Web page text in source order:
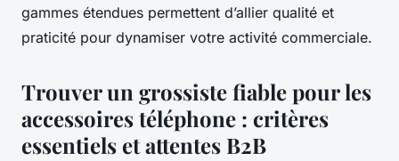
gammes étendues permettent d’allier qualité et
praticité pour dynamiser votre activité commerciale.
Trouver un grossiste fiable pour les
accessoires téléphone : critères
essentiels et attentes B2B